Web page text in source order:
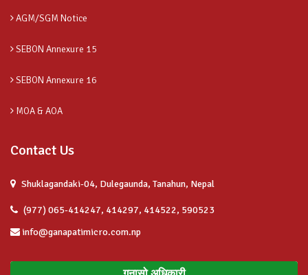
AGM/SGM Notice
SEBON Annexure 15
SEBON Annexure 16
MOA & AOA
Contact Us
Shuklagandaki-04, Dulegaunda, Tanahun, Nepal
(977) 065-414247, 414297, 414522, 590523
info@ganapatimicro.com.np